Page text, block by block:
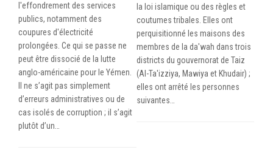
l'effondrement des services
publics, notamment des
coupures d'électricité
prolongées. Ce qui se passe ne
peut être dissocié de la lutte
anglo-américaine pour le Yémen.
Il ne s’agit pas simplement
d’erreurs administratives ou de
cas isolés de corruption ; il s’agit
plutôt d’un…
la loi islamique ou des règles et
coutumes tribales. Elles ont
perquisitionné les maisons des
membres de la da'wah dans trois
districts du gouvernorat de Taiz
(Al-Ta'izziya, Mawiya et Khudair) ;
elles ont arrêté les personnes
suivantes…